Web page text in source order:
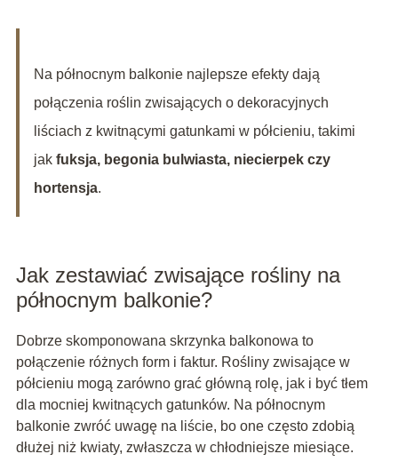
Na północnym balkonie najlepsze efekty dają
połączenia roślin zwisających o dekoracyjnych
liściach z kwitnącymi gatunkami w półcieniu, takimi
jak fuksja, begonia bulwiasta, niecierpek czy
hortensja.
Jak zestawiać zwisające rośliny na
północnym balkonie?
Dobrze skomponowana skrzynka balkonowa to
połączenie różnych form i faktur. Rośliny zwisające w
półcieniu mogą zarówno grać główną rolę, jak i być tłem
dla mocniej kwitnących gatunków. Na północnym
balkonie zwróć uwagę na liście, bo one często zdobią
dłużej niż kwiaty, zwłaszcza w chłodniejsze miesiące.